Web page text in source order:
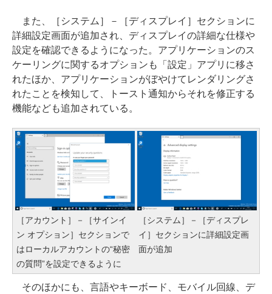
また、［システム］－［ディスプレイ］セクションに
詳細設定画面が追加され、ディスプレイの詳細な仕様や
設定を確認できるようになった。アプリケーションのス
ケーリングに関するオプションも「設定」アプリに移さ
れたほか、アプリケーションがぼやけてレンダリングさ
れたことを検知して、トースト通知からそれを修正する
機能なども追加されている。
［アカウント］－［サインイ
ン オプション］セクションで
はローカルアカウントの“秘密
の質問”を設定できるように
［システム］－［ディスプレ
イ］セクションに詳細設定画
面が追加
そのほかにも、言語やキーボード、モバイル回線、デ